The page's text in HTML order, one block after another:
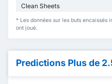
Clean Sheets
* Les données sur les buts encaissés
ont joué.
Predictions Plus de